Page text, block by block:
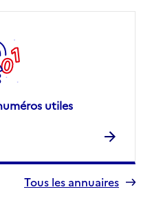
utiles
Tous les annuaires